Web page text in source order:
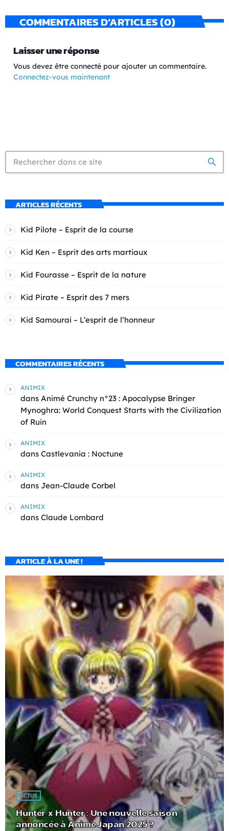
COMMENTAIRES D’ARTICLES (0)
Laisser une réponse
Vous devez être connecté pour ajouter un commentaire.
Connectez-vous maintenant
search
ARTICLES RÉCENTS
Kid Pilote – Esprit de la course
Kid Ken – Esprit des arts martiaux
Kid Fourasse – Esprit de la nature
Kid Pirate – Esprit des 7 mers
Kid Samourai – L’esprit de l’honneur
COMMENTAIRES RÉCENTS
ANIMIX
dans Animé Crunchy n°23 : Apocalypse Bringer
Mynoghra: World Conquest Starts with the Civilization
of Ruin
ANIMIX
dans Castlevania : Noctune
ANIMIX
dans Jean-Claude Corbel
ANIMIX
dans Claude Lombard
ARTICLE À LA UNE !
ACTUS
Hunter x Hunter : Une nouvelle saison
annoncée à Anime Japan 2025 ?